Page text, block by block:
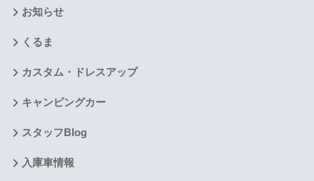
お知らせ
くるま
カスタム・ドレスアップ
キャンピングカー
スタッフBlog
入庫車情報